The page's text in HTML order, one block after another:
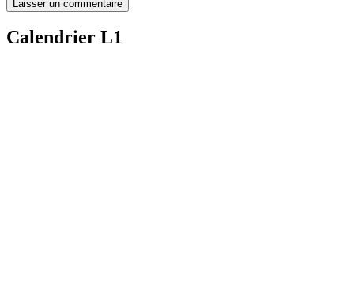
Calendrier L1